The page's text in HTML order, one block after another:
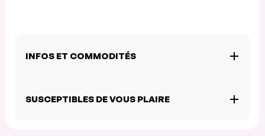
INFOS ET COMMODITÉS
SUSCEPTIBLES DE VOUS PLAIRE